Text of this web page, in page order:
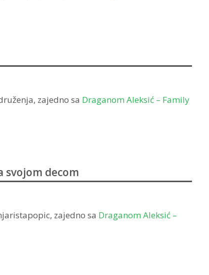
zajedno sa Draganom Aleksić – Family
svojom decom
zajedno sa Draganom Aleksić –